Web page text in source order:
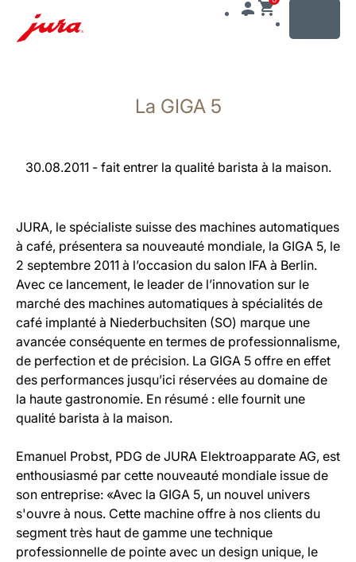
recherche
La GIGA 5
30.08.2011 - fait entrer la qualité barista à la maison.
JURA, le spécialiste suisse des machines automatiques
à café, présentera sa nouveauté mondiale, la GIGA 5, le
2 septembre 2011 à l’occasion du salon IFA à Berlin.
Avec ce lancement, le leader de l’innovation sur le
marché des machines automatiques à spécialités de
café implanté à Niederbuchsiten (SO) marque une
avancée conséquente en termes de professionnalisme,
de perfection et de précision. La GIGA 5 offre en effet
des performances jusqu’ici réservées au domaine de
la haute gastronomie. En résumé : elle fournit une
qualité barista à la maison.
Emanuel Probst, PDG de JURA Elektroapparate AG, est
enthousiasmé par cette nouveauté mondiale issue de
son entreprise: «Avec la GIGA 5, un nouvel univers
s'ouvre à nous. Cette machine offre à nos clients du
segment très haut de gamme une technique
professionnelle de pointe avec un design unique, le